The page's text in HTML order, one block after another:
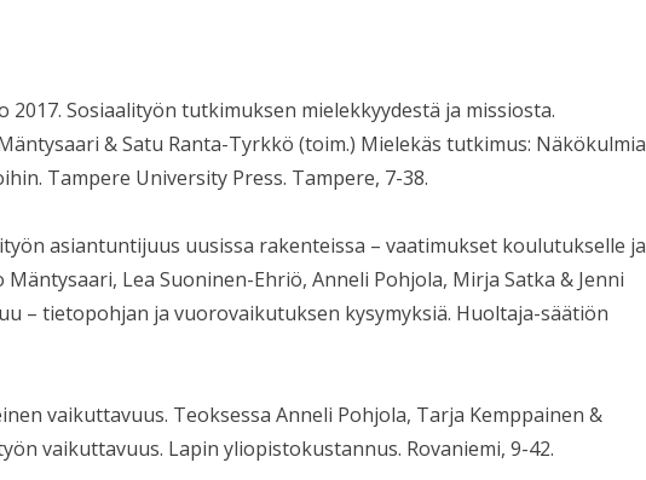
2017. Sosiaalityön tutkimuksen mielekkyydestä ja missiosta.
& Satu Ranta-Tyrkkö (toim.) Mielekäs tutkimus: Näkökulmia
Tampere University Press. Tampere, 7-38.
asiantuntijuus uusissa rakenteissa – vaatimukset koulutukselle ja
Lea Suoninen-Ehriö, Anneli Pohjola, Mirja Satka & Jenni
– tietopohjan ja vuorovaikutuksen kysymyksiä. Huoltaja-säätiön
vaikuttavuus. Teoksessa Anneli Pohjola, Tarja Kemppainen &
vaikuttavuus. Lapin yliopistokustannus. Rovaniemi, 9-42.